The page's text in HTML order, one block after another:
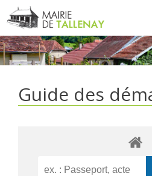
Aller
au
contenu
Guide des